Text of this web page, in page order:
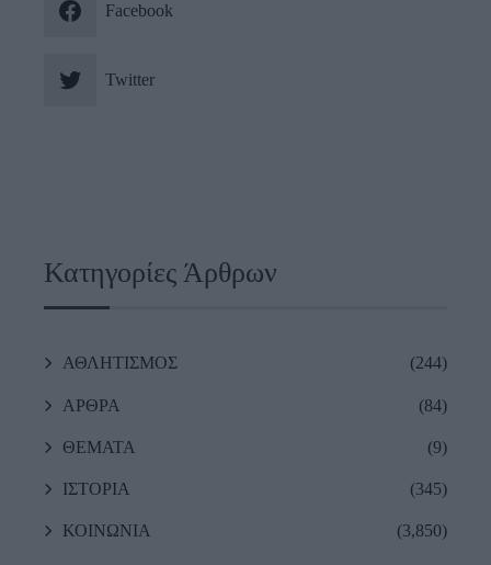
Facebook
Twitter
Κατηγορίες Άρθρων
ΑΘΛΗΤΙΣΜΟΣ (244)
ΑΡΘΡΑ (84)
ΘΕΜΑΤΑ (9)
ΙΣΤΟΡΙΑ (345)
ΚΟΙΝΩΝΙΑ (3,850)